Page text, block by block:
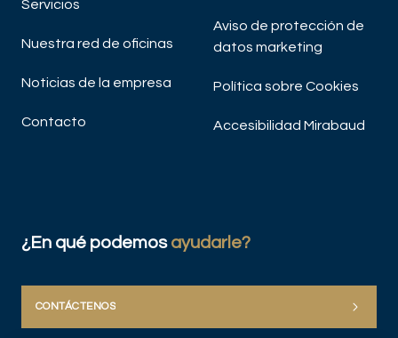
Servicios
Nuestra red de oficinas
Noticias de la empresa
Contacto
Aviso de protección de
datos marketing
Política sobre Cookies
Accesibilidad Mirabaud
¿En qué podemos ayudarle?
CONTÁCTENOS